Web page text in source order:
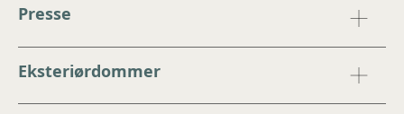
Presse
Eksteriørdommer